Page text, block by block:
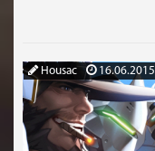
Housac 16.06.2015